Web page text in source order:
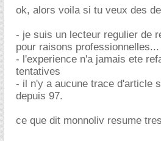
ok, alors voila si tu veux des
- je suis un lecteur regulier de
pour raisons professionnelles...
- l'experience n'a jamais ete
tentatives
- il n'y a aucune trace d'article
depuis 97.
ce que dit monnoliv resume